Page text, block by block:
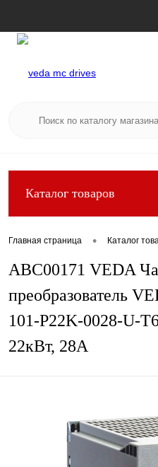
Каталог товаров
Главная страница • Каталог
ABC00171 VEDA
преобразователь
101-P22K-0028-U-
22кВт, 28А